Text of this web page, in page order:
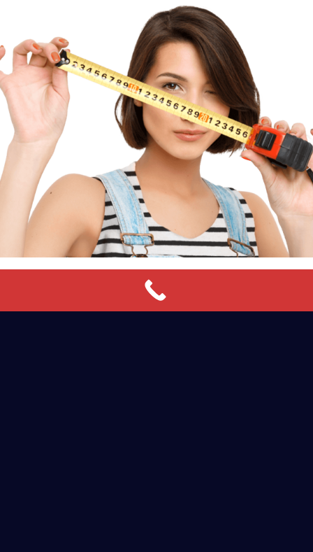
Individualprogrammierung